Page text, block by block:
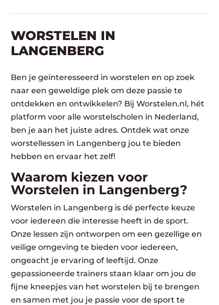
WORSTELEN​ IN
LANGENBERG
Ben je geïnteresseerd in worstelen en op zoek
naar een geweldige plek om deze passie te
ontdekken en ontwikkelen? Bij Worstelen.nl, hét
platform voor alle worstelscholen in Nederland,
ben je aan het juiste adres. Ontdek wat onze
worstellessen in Langenberg jou te bieden
hebben en ervaar het zelf!
Waarom kiezen voor
Worstelen in Langenberg?
Worstelen in Langenberg is dé perfecte keuze
voor iedereen die interesse heeft in de sport.
Onze lessen zijn ontworpen om een gezellige en
veilige omgeving te bieden voor iedereen,
ongeacht je ervaring of leeftijd. Onze
gepassioneerde trainers staan klaar om jou de
fijne kneepjes van het worstelen bij te brengen
en samen met jou je passie voor de sport te